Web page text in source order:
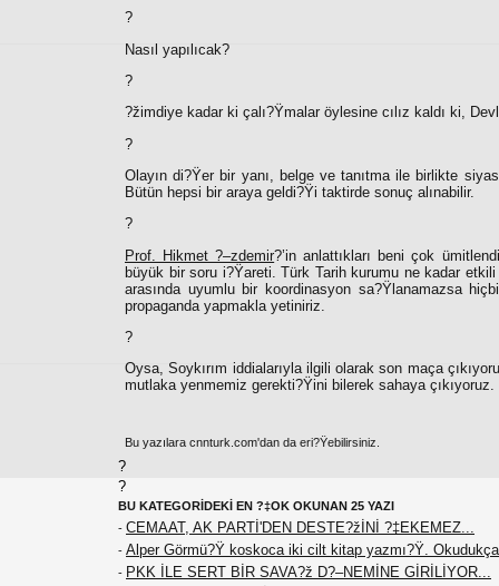
?
Nasıl yapılıcak?
?
?žimdiye kadar ki çalı?Ÿmalar öylesine cılız kaldı ki,
?
Olayın di?Ÿer bir yanı, belge ve tanıtma ile birlikte
Bütün hepsi bir araya geldi?Ÿi taktirde sonuç alınabilir.
?
Prof. Hikmet ?–zdemir?’in anlattıkları beni çok
büyük bir soru i?Ÿareti. Türk Tarih kurumu ne kadar
arasında uyumlu bir koordinasyon sa?Ÿlanamazsa
propaganda yapmakla yetiniriz.
?
Oysa, Soykırım iddialarıyla ilgili olarak son maça
mutlaka yenmemiz gerekti?Ÿini bilerek sahaya
Bu yazılara cnnturk.com'dan da eri?Ÿebilirsiniz.
?
?
BU KATEGORİDEKİ EN ?‡OK OKUNAN 25 YAZI
- CEMAAT, AK PARTİ'DEN DESTE?žİNİ ?‡EKEMEZ...
- Alper Görmü?Ÿ koskoca iki cilt kitap yazmı?Ÿ.
- PKK İLE SERT BİR SAVA?ž D?–NEMİNE GİRİLİYOR...